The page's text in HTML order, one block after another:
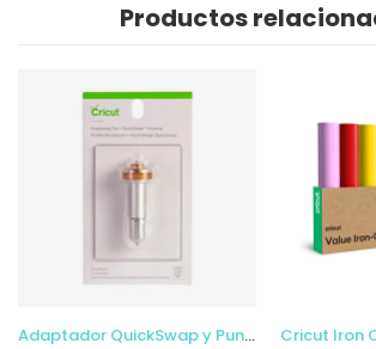
Productos
Adaptador QuickSwap y Punta de Grabado